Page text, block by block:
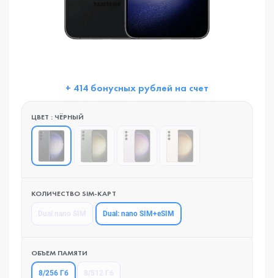
+ 414 бонусных рублей на счет
ЦВЕТ : ЧЁРНЫЙ
КОЛИЧЕСТВО SIM-КАРТ
Dual: nano SIM+eSIM
ОБЪЕМ ПАМЯТИ
8/256 Гб